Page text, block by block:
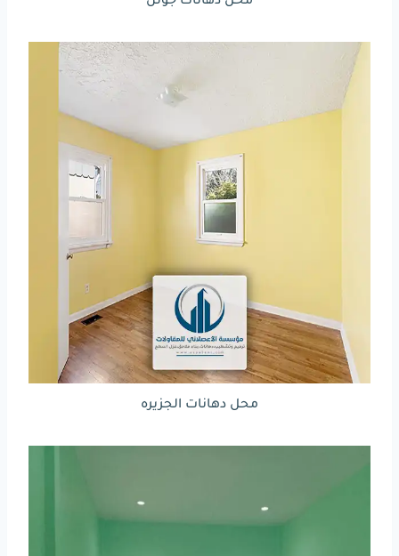
محل دهانات الجزيره